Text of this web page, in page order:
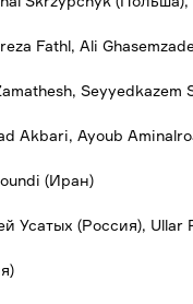
Fathl, Ali
Seyyedkazem
Akbari, Ayoub
(Иран)
Усатых (Россия), Ullar